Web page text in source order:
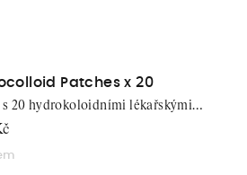
Patches x 20
s 20 hydrokoloidními lékařskými